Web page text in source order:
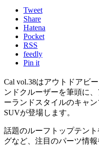
Tweet
Share
Hatena
Pocket
RSS
feedly
Pin it
Cal vol.38はアウトドアビ
ンドクルーザーを筆頭に
ーランドスタイルのキャ
SUVが登場します。
話題のルーフトップテン
グなど、注目のパーツ情